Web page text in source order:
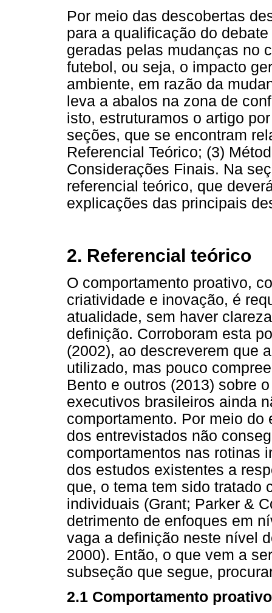
Por meio das descobertas
para a qualificação do
geradas pelas mudanças no
futebol, ou seja, o impacto
ambiente, em razão da
leva a abalos na zona de
isto, estruturamos o artigo
seções, que se encontram
Referencial Teórico; (3)
Considerações Finais. Na
referencial teórico, que
explicações das principais
2. Referencial teórico
O comportamento proativo,
criatividade e inovação, é
atualidade, sem haver
definição. Corroboram esta
(2002), ao descreverem que
utilizado, mas pouco
Bento e outros (2013) sobre
executivos brasileiros ainda
comportamento. Por meio
dos entrevistados não
comportamentos nas rotinas
dos estudos existentes a
que, o tema tem sido tratado
individuais (Grant; Parker &
detrimento de enfoques em
vaga a definição neste nível
2000). Então, o que vem a
subseção que segue,
2.1 Comportamento proativo